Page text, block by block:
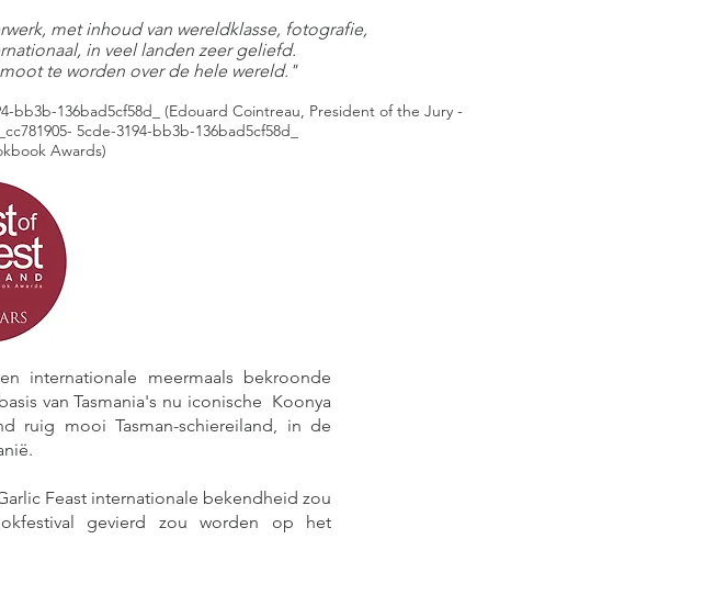
met inhoud van wereldklasse, fotografie,
in veel landen zeer geliefd.
te worden over de hele wereld."
136bad5cf58d_ (Edouard Cointreau, President of the Jury -
5cde-3194-bb3b-136bad5cf58d_
Awards)
internationale meermaals bekroonde
van Tasmania's nu iconische Koonya
ruig mooi Tasman-schiereiland, in de
Feast internationale bekendheid zou
gevierd zou worden op het